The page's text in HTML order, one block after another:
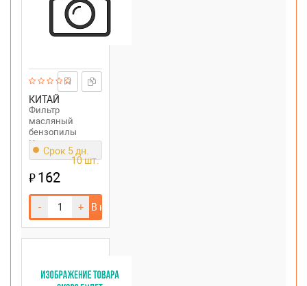
КИТАЙ
Фильтр
масляный
бензопилы
Husqvarna
Срок 5 дн.
10 шт.
₽162
- + В корзину